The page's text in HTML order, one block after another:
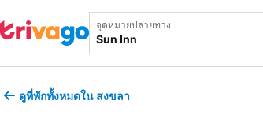
จุดหมายปลายทาง
ดูที่พักทั้งหมดใน สงขลา